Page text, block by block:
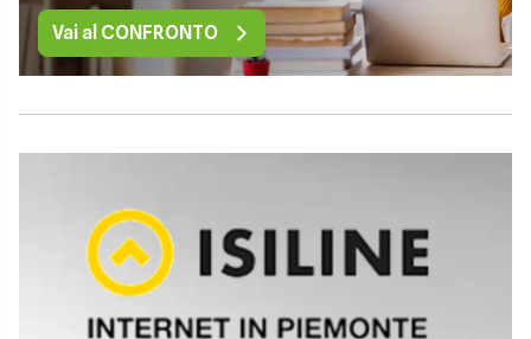
Vai al CONFRONTO